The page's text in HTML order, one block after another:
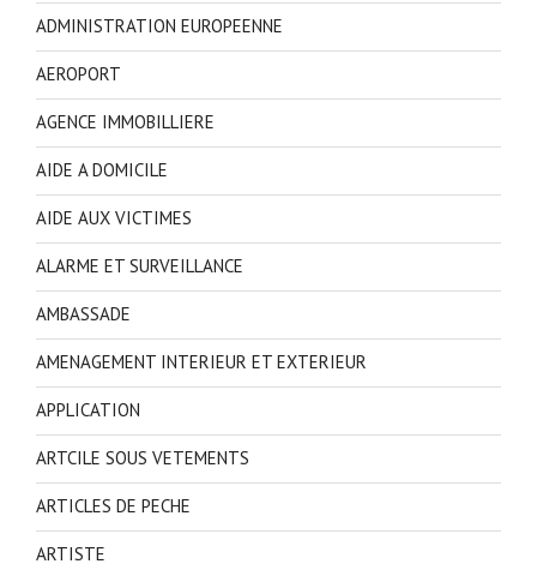
ADMINISTRATION EUROPEENNE
AEROPORT
AGENCE IMMOBILLIERE
AIDE A DOMICILE
AIDE AUX VICTIMES
ALARME ET SURVEILLANCE
AMBASSADE
AMENAGEMENT INTERIEUR ET EXTERIEUR
APPLICATION
ARTCILE SOUS VETEMENTS
ARTICLES DE PECHE
ARTISTE